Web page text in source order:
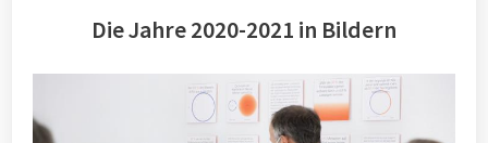
Die Jahre 2020-2021 in Bildern